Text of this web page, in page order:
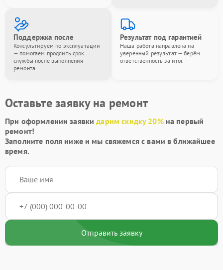
Поддержка после
Консультируем по эксплуатации
— помогаем продлить срок
службы после выполнения
ремонта.
Результат под гарантией
Наша работа направлена на
уверенный результат — берём
ответственность за итог.
Оставьте заявку на ремонт
При оформлении заявкидарим скидку 20%на первый
ремонт!
Заполните поля ниже и мы свяжемся с вами в ближайшее
время.
Отправить заявку